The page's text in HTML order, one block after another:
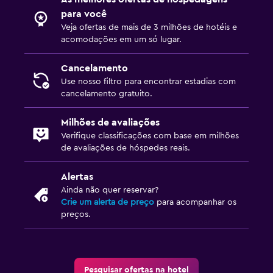
Hipismo
Saúde e segurança
Limpeza diária
Kit de primeiros socorros
Circuito fechado de televisão fora da propriedade
Segurança 24 horas
Mídia e entretenimento
TV de tela plana
Lounge/Sala de TV compartilhado
para você
Veja ofertas de mais de 3 milhões de hotéis e
acomodações em um só lugar.
Cancelamento
Use nosso filtro para encontrar estadias com
cancelamento gratuito.
Milhões de avaliações
Verifique classificações com base em milhões
de avaliações de hóspedes reais.
Alertas
Ainda não quer reservar?
Crie um alerta de preço para acompanhar os
preços.
Pesquisar ofertas na hotel